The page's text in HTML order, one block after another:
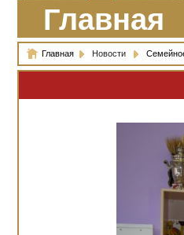
Главная
Главная Новости